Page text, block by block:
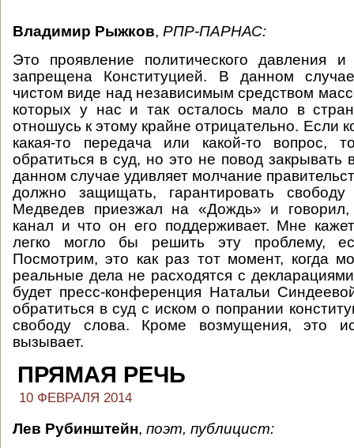
Владимир Рыжков, РПР-ПАРНАС:
Это проявление политического давления и
запрещена Конституцией. В данном
чистом виде над независимым средством
которых у нас и так осталось мало в
отношусь к этому крайне отрицательно. Если
какая-то передача или какой-то вопрос,
обратиться в суд, но это не повод закрывать
данном случае удивляет молчание
должно защищать, гарантировать
Медведев приезжал на «Дождь» и
канал и что он его поддерживает. Мне
легко могло бы решить эту проблему,
Посмотрим, это как раз тот момент, когда
реальные дела не расходятся с
будет пресс-конференция Натальи
обратиться в суд с иском о попрании
свободу слова. Кроме возмущения, это
вызывает.
ПРЯМАЯ РЕЧЬ
10 ФЕВРАЛЯ 2014
Лев Рубинштейн, поэт, публицист: